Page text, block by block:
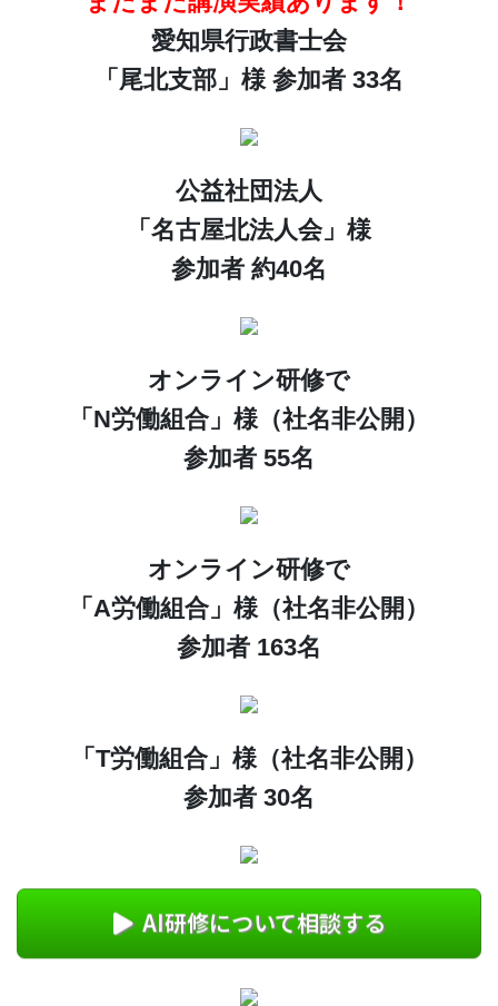
愛知県行政書士会
「尾北支部」様 参加者 33名
公益社団法人
「名古屋北法人会」様
参加者 約40名
オンライン研修で
「N労働組合」様（社名非公開）
参加者 55名
オンライン研修で
「A労働組合」様（社名非公開）
参加者 163名
「T労働組合」様（社名非公開）
参加者 30名
AI研修について相談する